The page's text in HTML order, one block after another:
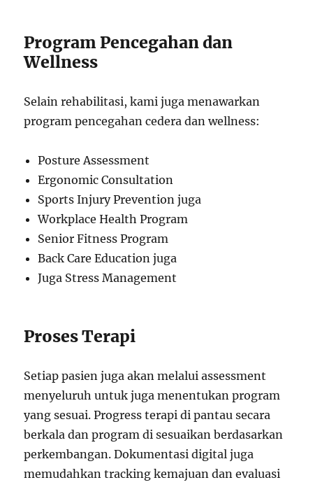
Program Pencegahan dan
Wellness
Selain rehabilitasi, kami juga menawarkan
program pencegahan cedera dan wellness:
Posture Assessment
Ergonomic Consultation
Sports Injury Prevention juga
Workplace Health Program
Senior Fitness Program
Back Care Education juga
Juga Stress Management
Proses Terapi
Setiap pasien juga akan melalui assessment
menyeluruh untuk juga menentukan program
yang sesuai. Progress terapi di pantau secara
berkala dan program di sesuaikan berdasarkan
perkembangan. Dokumentasi digital juga
memudahkan tracking kemajuan dan evaluasi